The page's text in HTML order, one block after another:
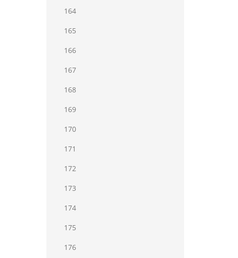
164
165
166
167
168
169
170
171
172
173
174
175
176